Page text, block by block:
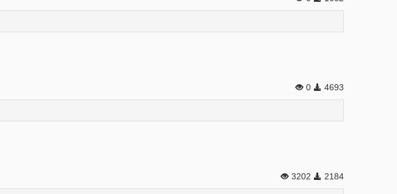
0 4693
3202 2184